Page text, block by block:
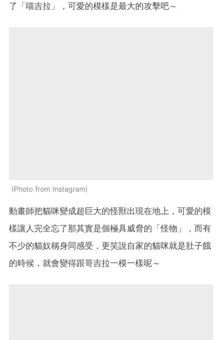
了「喵吉拉」，可愛的模樣是最大的攻擊吧～
Photo from Instagram
動畫師把貓咪變成超巨大的怪獸出現在地上，可愛的模
樣讓人完全忘了那其實是個極具威脅的「怪物」，而有
不少的貓奴稱身同感受，更笑說自家的貓咪就是肚子餓
的時候，就會變得跟哥吉拉一模一樣呢～